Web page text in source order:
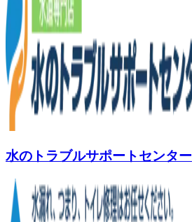
水のトラブルサポートセンター